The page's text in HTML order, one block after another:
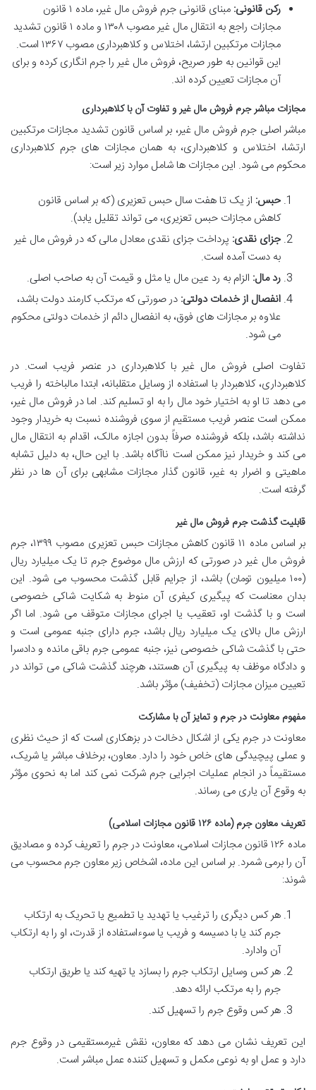
رکن قانونی:
مبنای قانونی جرم فروش مال غیر، ماده ۱ قانون
مجازات راجع به انتقال مال غیر مصوب ۱۳۰۸ و ماده ۱ قانون تشدید
مجازات مرتکبین ارتشا، اختلاس و کلاهبرداری مصوب ۱۳۶۷ است.
این قوانین به طور صریح، فروش مال غیر را جرم انگاری کرده و برای
آن مجازات تعیین کرده اند.
مجازات مباشر جرم فروش مال غیر و تفاوت آن با کلاهبرداری
مباشر اصلی جرم فروش مال غیر، بر اساس قانون تشدید مجازات مرتکبین
ارتشا، اختلاس و کلاهبرداری، به همان مجازات های جرم کلاهبرداری
محکوم می شود. این مجازات ها شامل موارد زیر است:
حبس: از یک تا هفت سال حبس تعزیری (که بر اساس قانون
کاهش مجازات حبس تعزیری، می تواند تقلیل یابد).
جزای نقدی: پرداخت جزای نقدی معادل مالی که در فروش مال غیر
به دست آمده است.
رد مال: الزام به رد عین مال یا مثل و قیمت آن به صاحب اصلی.
انفصال از خدمات دولتی: در صورتی که مرتکب کارمند دولت باشد،
علاوه بر مجازات های فوق، به انفصال دائم از خدمات دولتی محکوم
می شود.
تفاوت اصلی فروش مال غیر با کلاهبرداری در عنصر فریب است. در
کلاهبرداری، کلاهبردار با استفاده از وسایل متقلبانه، ابتدا مالباخته را فریب
می دهد تا او به اختیار خود مال را به او تسلیم کند. اما در فروش مال غیر،
ممکن است عنصر فریب مستقیم از سوی فروشنده نسبت به خریدار وجود
نداشته باشد، بلکه فروشنده صرفاً بدون اجازه مالک، اقدام به انتقال مال
می کند و خریدار نیز ممکن است ناآگاه باشد. با این حال، به دلیل تشابه
ماهیتی و اضرار به غیر، قانون گذار مجازات مشابهی برای آن ها در نظر
گرفته است.
قابلیت گذشت جرم فروش مال غیر
بر اساس ماده ۱۱ قانون کاهش مجازات حبس تعزیری مصوب ۱۳۹۹، جرم
فروش مال غیر در صورتی که ارزش مال موضوع جرم تا یک میلیارد ریال
(۱۰۰ میلیون تومان) باشد، از جرایم قابل گذشت محسوب می شود. این
بدان معناست که پیگیری کیفری آن منوط به شکایت شاکی خصوصی
است و با گذشت او، تعقیب یا اجرای مجازات متوقف می شود. اما اگر
ارزش مال بالای یک میلیارد ریال باشد، جرم دارای جنبه عمومی است و
حتی با گذشت شاکی خصوصی نیز، جنبه عمومی جرم باقی مانده و دادسرا
و دادگاه موظف به پیگیری آن هستند، هرچند گذشت شاکی می تواند در
تعیین میزان مجازات (تخفیف) مؤثر باشد.
مفهوم معاونت در جرم و تمایز آن با مشارکت
معاونت در جرم یکی از اشکال دخالت در بزهکاری است که از حیث نظری
و عملی پیچیدگی های خاص خود را دارد. معاون، برخلاف مباشر یا شریک،
مستقیماً در انجام عملیات اجرایی جرم شرکت نمی کند اما به نحوی مؤثر
به وقوع آن یاری می رساند.
تعریف معاون جرم (ماده ۱۲۶ قانون مجازات اسلامی)
ماده ۱۲۶ قانون مجازات اسلامی، معاونت در جرم را تعریف کرده و مصادیق
آن را برمی شمرد. بر اساس این ماده، اشخاص زیر معاون جرم محسوب می
شوند:
هر کس دیگری را ترغیب یا تهدید یا تطمیع یا تحریک به ارتکاب
جرم کند یا با دسیسه و فریب یا سوءاستفاده از قدرت، او را به ارتکاب
آن وادارد.
هر کس وسایل ارتکاب جرم را بسازد یا تهیه کند یا طریق ارتکاب
جرم را به مرتکب ارائه دهد.
هر کس وقوع جرم را تسهیل کند.
این تعریف نشان می دهد که معاون، نقش غیرمستقیمی در وقوع جرم
دارد و عمل او به نوعی مکمل و تسهیل کننده عمل مباشر است.